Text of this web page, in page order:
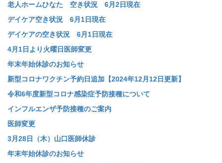
老人ホームひなた 空き状況 6月2日現在
デイケア空き状況 6月1日現在
デイケアの空き状況 6月1日現在
4月1日より火曜日医師変更
年末年始休診のお知らせ
新型コロナワクチン予約日追加【2024年12月12日更新】
令和6年度新型コロナ感染症予防接種について
インフルエンザ予防接種のご案内
医師変更
3月28日（木）山口医師休診
年末年始休診のお知らせ